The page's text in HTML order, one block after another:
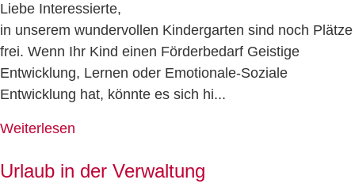
Liebe Interessierte,
in unserem wundervollen Kindergarten sind noch Plätze
frei. Wenn Ihr Kind einen Förderbedarf Geistige
Entwicklung, Lernen oder Emotionale-Soziale
Entwicklung hat, könnte es sich hi...
Weiterlesen
Urlaub in der Verwaltung